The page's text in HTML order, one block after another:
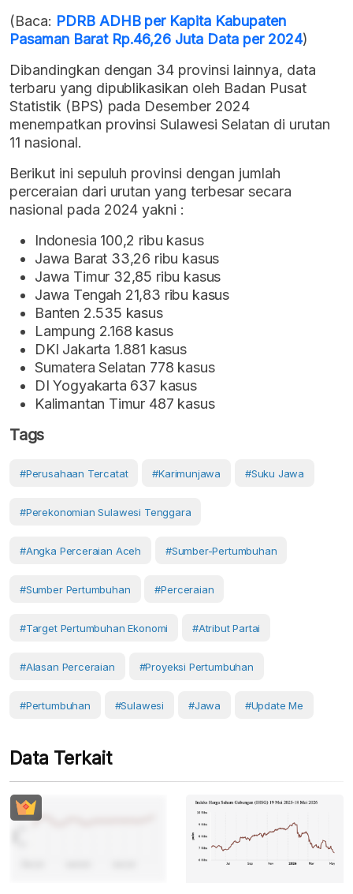
(Baca: PDRB ADHB per Kapita Kabupaten
Pasaman Barat Rp.46,26 Juta Data per 2024)
Dibandingkan dengan 34 provinsi lainnya, data
terbaru yang dipublikasikan oleh Badan Pusat
Statistik (BPS) pada Desember 2024
menempatkan provinsi Sulawesi Selatan di urutan
11 nasional.
Berikut ini sepuluh provinsi dengan jumlah
perceraian dari urutan yang terbesar secara
nasional pada 2024 yakni :
Indonesia 100,2 ribu kasus
Jawa Barat 33,26 ribu kasus
Jawa Timur 32,85 ribu kasus
Jawa Tengah 21,83 ribu kasus
Banten 2.535 kasus
Lampung 2.168 kasus
DKI Jakarta 1.881 kasus
Sumatera Selatan 778 kasus
DI Yogyakarta 637 kasus
Kalimantan Timur 487 kasus
Tags
#perusahaan Tercatat #Karimunjawa #suku Jawa
#perekonomian Sulawesi Tenggara
#angka Perceraian Aceh #sumber-Pertumbuhan
#Sumber Pertumbuhan #Perceraian
#target Pertumbuhan Ekonomi #atribut Partai
#alasan Perceraian #Proyeksi Pertumbuhan
#Pertumbuhan #Sulawesi #Jawa #Update Me
Data Terkait